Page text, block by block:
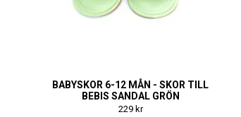
BABYSKOR 6-12 MÅN - SKOR TILL
BEBIS SANDAL GRÖN
229 kr